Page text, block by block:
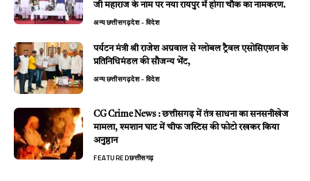
जी महाराज के नाम पर नया रायपुर में होगा चौक का नामकरण.
अन्यछत्तीसगढ़देश - विदेश
पर्यटन मंत्री श्री राजेश अग्रवाल से ग्लोबल ट्रैवल एसोसिएशन के
प्रतिनिधिमंडल की सौजन्य भेंट,
अन्यछत्तीसगढ़देश - विदेश
CG Crime News : छत्तीसगढ़ में तंत्र साधना का सनसनीखेज
मामला, श्मशान घाट में चीफ जस्टिस की फोटो रखकर किया
अनुष्ठान
FEATUREDछत्तीसगढ़